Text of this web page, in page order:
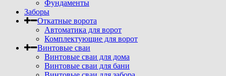
Фундаменты
Заборы
Откатные ворота
Автоматика для ворот
Комплектующие для ворот
Винтовые сваи
Винтовые сваи для дома
Винтовые сваи для бани